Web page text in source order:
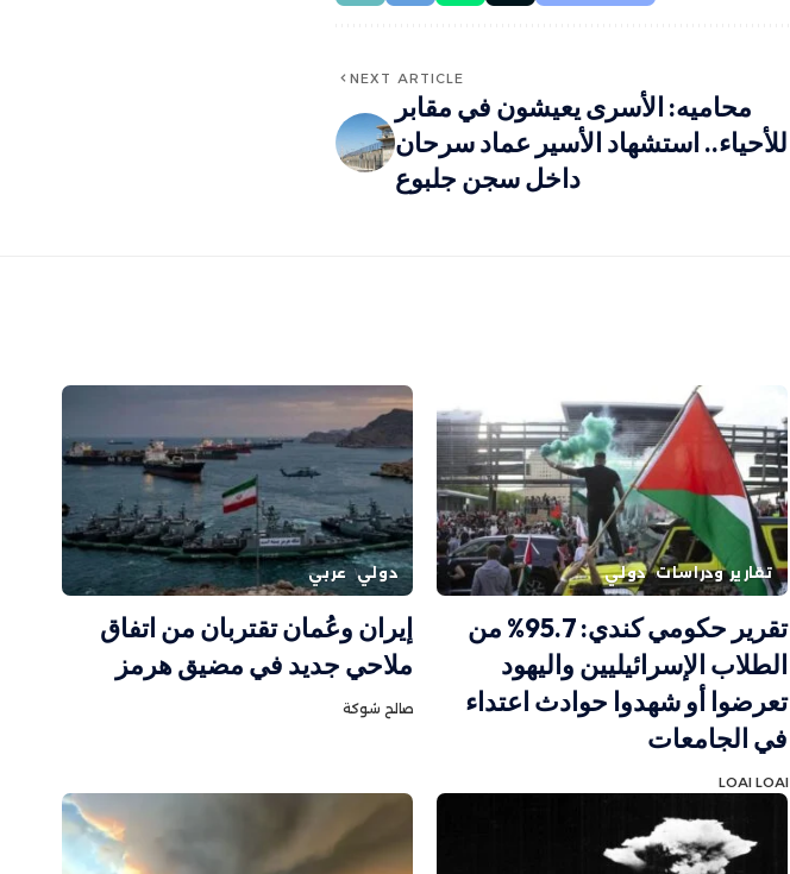
NEXT ARTICLE
محاميه: الأسرى يعيشون في مقابر
للأحياء.. استشهاد الأسير عماد سرحان
داخل سجن جلبوع
تقارير ودراسات دولي
تقرير حكومي كندي: 95.7% من
الطلاب الإسرائيليين واليهود
تعرضوا أو شهدوا حوادث اعتداء
في الجامعات
LOAI LOAI
دولي عربي
إيران وعُمان تقتربان من اتفاق
ملاحي جديد في مضيق هرمز
صالح شوكة